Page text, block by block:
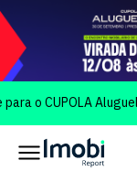
Aluguel Day